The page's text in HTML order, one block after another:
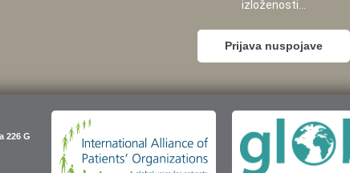
izloženosti...
Prijava nuspojave
226 G